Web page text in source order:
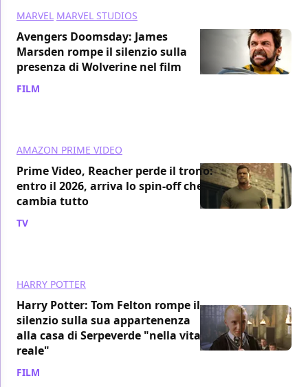
MARVEL MARVEL STUDIOS
Avengers Doomsday: James
Marsden rompe il silenzio sulla
presenza di Wolverine nel film
FILM
AMAZON PRIME VIDEO
Prime Video, Reacher perde il trono:
entro il 2026, arriva lo spin-off che
cambia tutto
TV
HARRY POTTER
Harry Potter: Tom Felton rompe il
silenzio sulla sua appartenenza
alla casa di Serpeverde "nella vita
reale"
FILM